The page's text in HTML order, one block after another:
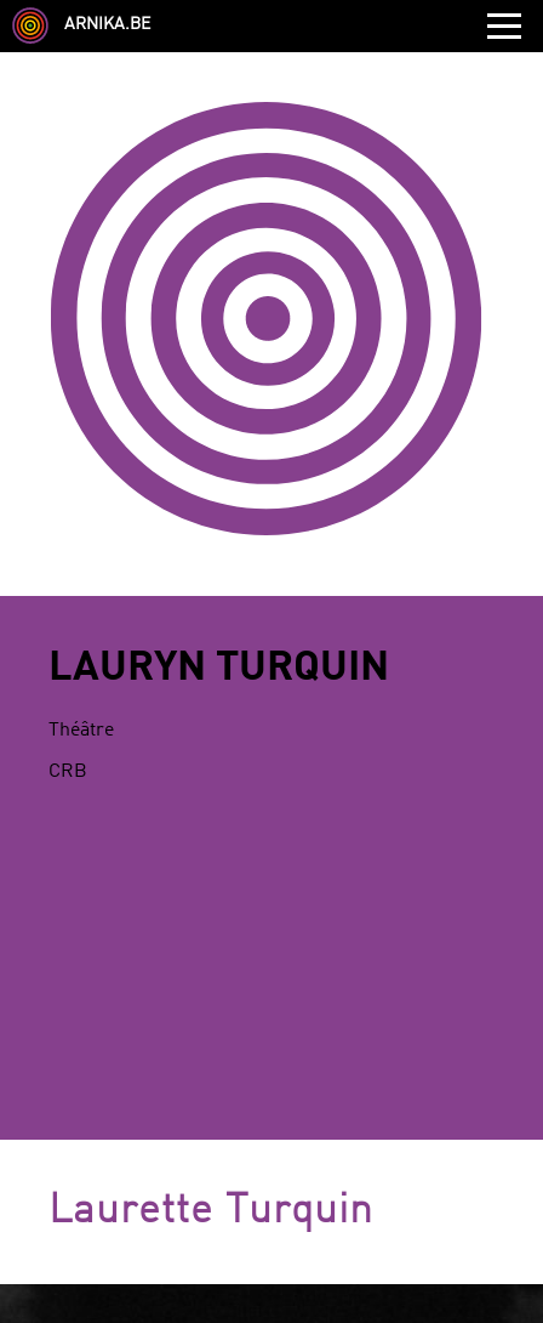
ARNIKA.BE
LAURYN TURQUIN
Théâtre
CRB
Laurette Turquin